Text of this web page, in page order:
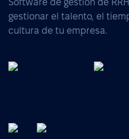
Software de gestión de
gestionar el talento, el
cultura de tu empresa.